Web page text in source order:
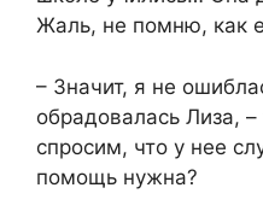
Жаль, не помню, как
– Значит, я не
обрадовалась Лиза,
спросим, что у нее
помощь нужна?